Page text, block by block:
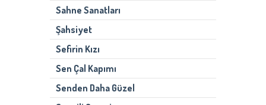
Sahne Sanatları
Şahsiyet
Sefirin Kızı
Sen Çal Kapımı
Senden Daha Güzel